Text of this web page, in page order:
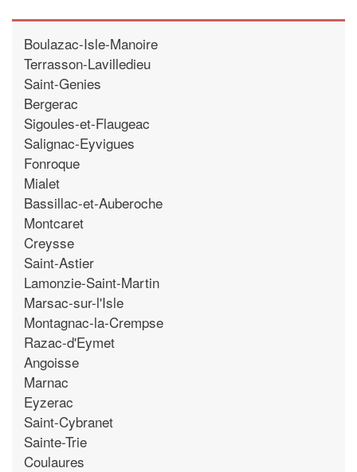
Boulazac-Isle-Manoire
Terrasson-Lavilledieu
Saint-Genies
Bergerac
Sigoules-et-Flaugeac
Salignac-Eyvigues
Fonroque
Mialet
Bassillac-et-Auberoche
Montcaret
Creysse
Saint-Astier
Lamonzie-Saint-Martin
Marsac-sur-l'Isle
Montagnac-la-Crempse
Razac-d'Eymet
Angoisse
Marnac
Eyzerac
Saint-Cybranet
Sainte-Trie
Coulaures